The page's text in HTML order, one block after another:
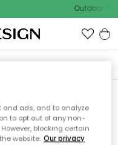
Outdoor
löydä
and ads, and to analyze
to opt out of any non-
blocking certain
website. Our privacy